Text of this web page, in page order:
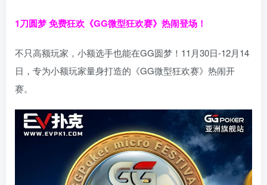
1刀圆梦 免费狂欢 《GG微型狂欢赛》热闹登场！
不只高额玩家，小额选手也能在GG圆梦！11月30日-12月14
日，专为小额玩家量身打造的《GG微型狂欢赛》热闹开
赛。